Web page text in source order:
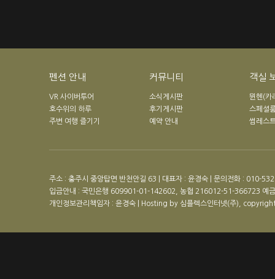
펜션 안내
VR 사이버투어
호수위의 하루
주변 여행 즐기기
커뮤니티
소식게시판
후기게시판
예약 안내
객실
뮌헨(카
스페셜
썸레스
주소 : 충주시 중앙탑면 반천안길 63 | 대표자 : 윤경숙 | 문의전화 :
입금안내 : 국민은행 609901-01-142602, 농협 216012-51-366723 예
개인정보관리책임자 : 윤경숙 | Hosting by 심플렉스인터넷(주),